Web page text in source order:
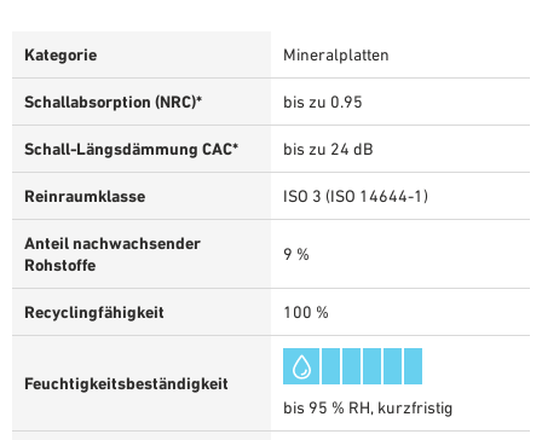
Kategorie Mineralplatten
Schallabsorption (NRC)* bis zu 0.95
Schall-Längsdämmung CAC* bis zu 24 dB
Reinraumklasse ISO 3 (ISO 14644-1)
Anteil nachwachsender
Rohstoffe
9 %
Recyclingfähigkeit 100 %
Feuchtigkeitsbeständigkeit
bis 95 % RH, kurzfristig